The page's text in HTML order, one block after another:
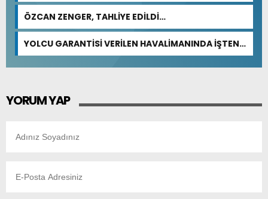
ÖZCAN ZENGER, TAHLİYE EDİLDİ…
YOLCU GARANTİSİ VERİLEN HAVALİMANINDA İŞTEN
ÇIKARMA VAR
YORUM YAP